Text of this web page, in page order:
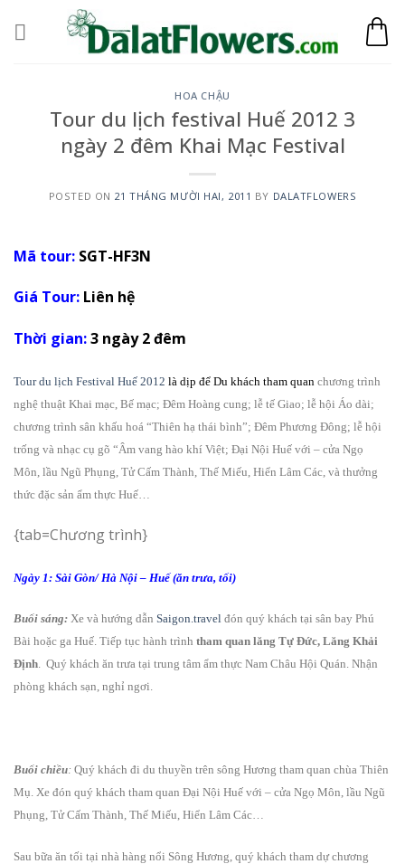
HOA CHẬU
Tour du lịch festival Huế 2012 3
ngày 2 đêm Khai Mạc Festival
POSTED ON 21 THÁNG MƯỜI HAI, 2011 BY DALATFLOWERS
Mã tour: SGT-HF3N
Giá Tour: Liên hệ
Thời gian:3 ngày 2 đêm
Tour du lịch Festival Huế 2012 là dịp để Du khách tham quan chương trình
nghệ thuật Khai mạc, Bế mạc; Đêm Hoàng cung; lễ tế Giao; lễ hội Áo dài;
chương trình sân khấu hoá “Thiên hạ thái bình”; Đêm Phương Đông; lễ hội
trống và nhạc cụ gõ “Âm vang hào khí Việt; Đại Nội Huế với – cửa Ngọ
Môn, lầu Ngũ Phụng, Tử Cấm Thành, Thế Miếu, Hiển Lâm Các, và thưởng
thức đặc sản ẩm thực Huế…
{tab=Chương trình}
Ngày 1: Sài Gòn/ Hà Nội – Huế (ăn trưa, tối)
Buổi sáng: Xe và hướng dẫn Saigon.travel đón quý khách tại sân bay Phú
Bài hoặc ga Huế. Tiếp tục hành trình tham quan lăng Tự Đức, Lăng Khải
Định. Quý khách ăn trưa tại trung tâm ẩm thực Nam Châu Hội Quán. Nhận
phòng khách sạn, nghỉ ngơi.
Buổi chiều: Quý khách đi du thuyền trên sông Hương tham quan chùa Thiên
Mụ. Xe đón quý khách tham quan Đại Nội Huế với – cửa Ngọ Môn, lầu Ngũ
Phụng, Tử Cấm Thành, Thế Miếu, Hiển Lâm Các…
Sau bữa ăn tối tại nhà hàng nổi Sông Hương, quý khách tham dự chương